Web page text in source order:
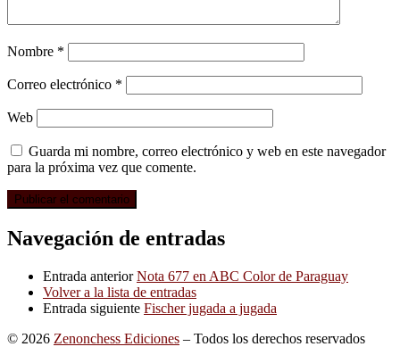
Nombre *
Correo electrónico *
Web
Guarda mi nombre, correo electrónico y web en este navegador
para la próxima vez que comente.
Navegación de entradas
Entrada anterior Nota 677 en ABC Color de Paraguay
Volver a la lista de entradas
Entrada siguiente Fischer jugada a jugada
© 2026 Zenonchess Ediciones – Todos los derechos reservados